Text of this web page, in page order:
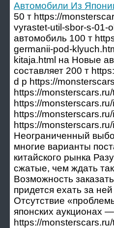
Автомобили Из
50 т https://
vyrastet-util-sbor-s-01-
автомобиль 100 т
germanii-pod-
kitaja.html на Новые
составляет 200 т
d р https://
https://
https://
https://
https://
Неограниченный
многие варианты
китайского рынка
сжатые, чем ждать
Возможность
придется ехать за
Отсутствие
японских аукционах
https://